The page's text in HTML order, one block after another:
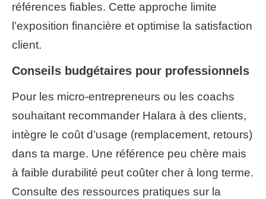
références fiables. Cette approche limite
l’exposition financière et optimise la satisfaction
client.
Conseils budgétaires pour professionnels
Pour les micro-entrepreneurs ou les coachs
souhaitant recommander Halara à des clients,
intègre le coût d’usage (remplacement, retours)
dans ta marge. Une référence peu chère mais
à faible durabilité peut coûter cher à long terme.
Consulte des ressources pratiques sur la